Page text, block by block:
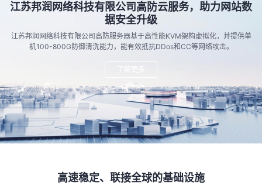
江苏邦润网络科技有限公司高防云服务，助力网站数
据安全升级
江苏邦润网络科技有限公司高防服务器基于高性能KVM架构虚拟化，并提供单
机100-800G防御清洗能力，能有效抵抗DDos和CC等网络攻击。
高速稳定、联接全球的基础设施